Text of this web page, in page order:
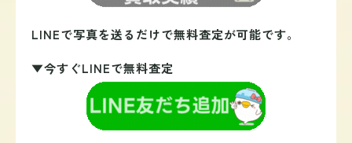
LINEで写真を送るだけで無料査定が可能です。
▼今すぐLINEで無料査定